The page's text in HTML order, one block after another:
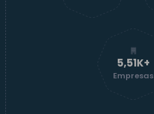
5,52K+
Empresas